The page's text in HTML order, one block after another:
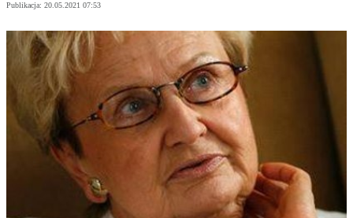
Publikacja: 20.05.2021 07:53